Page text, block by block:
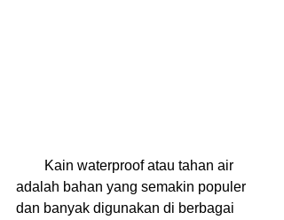
adalah bahan yang semakin populer
dan banyak digunakan di berbagai